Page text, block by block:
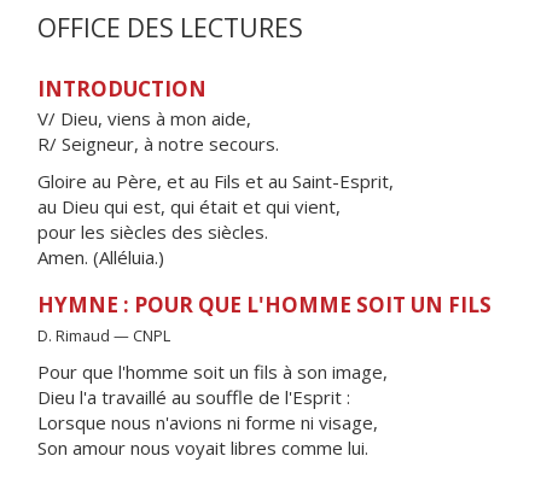
OFFICE DES LECTURES
INTRODUCTION
V/ Dieu, viens à mon aide,
R/ Seigneur, à notre secours.
Gloire au Père, et au Fils et au Saint-Esprit,
au Dieu qui est, qui était et qui vient,
pour les siècles des siècles.
Amen. (Alléluia.)
HYMNE : POUR QUE L'HOMME SOIT UN FILS
D. Rimaud — CNPL
Pour que l'homme soit un fils à son image,
Dieu l'a travaillé au souffle de l'Esprit :
Lorsque nous n'avions ni forme ni visage,
Son amour nous voyait libres comme lui.